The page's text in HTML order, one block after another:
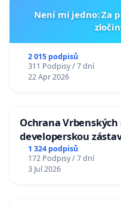
Není mi jedno: Za
2 015 podpisů
311 Podpisy / 7 dní
22 Apr 2026
Ochrana
developerskou
1 324 podpisů
172 Podpisy / 7 dní
3 Jul 2026